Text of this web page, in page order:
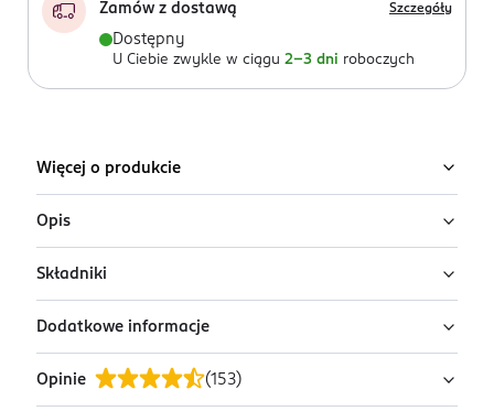
Zamów z dostawą Szczegóły
Dostępny
U Ciebie zwykle w ciągu 2-3 dni roboczych
Więcej o produkcie
Opis
Poczuj przyjemną świeżość z NIVEA MEN Black & White
Fresh antyperspirantem w sprayu 250 ml
Antyperspirant męski, który za Tobą nadąży? Sięgnij po
antyperspirant Black & White Fresh NIVEA MEN –
Składniki
Butane, Isobutane, Propane, Isopropyl Palmitate,
Aluminum Chlorohydrate, Dicaprylyl Ether,
Caprylic/Capric Triglyceride, Octyldodecanol, Triethyl
Dodatkowe informacje
PRZYGOTOWANIE I STOSOWANIE
Opinie (153)